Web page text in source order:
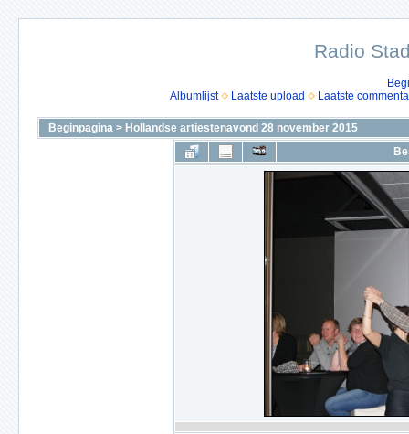
Radio
Albumlijst
Laatste upload Laatste
Beginpagina > Hollandse artiestenavond 28 november 2015